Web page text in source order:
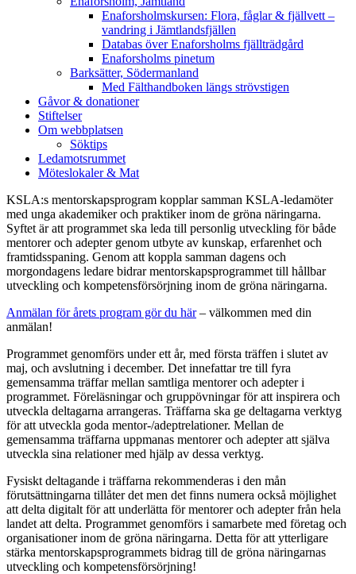
Enaforsholmskursen: Flora, fåglar & fjällvett –
vandring i Jämtlandsfjällen
Databas över Enaforsholms fjällträdgård
Enaforsholms pinetum
Barksätter, Södermanland
Med Fälthandboken längs strövstigen
Gåvor & donationer
Stiftelser
Om webbplatsen
Söktips
Ledamotsrummet
Möteslokaler & Mat
KSLA:s mentorskapsprogram kopplar samman KSLA-ledamöter
med unga akademiker och praktiker inom de gröna näringarna.
Syftet är att programmet ska leda till personlig utveckling för både
mentorer och adepter genom utbyte av kunskap, erfarenhet och
framtidsspaning. Genom att koppla samman dagens och
morgondagens ledare bidrar mentorskapsprogrammet till hållbar
utveckling och kompetensförsörjning inom de gröna näringarna.
Anmälan för årets program gör du här– välkommen med din
anmälan!
Programmet genomförs under ett år, med första träffen i slutet av
maj, och avslutning i december. Det innefattar tre till fyra
gemensamma träffar mellan samtliga mentorer och adepter i
programmet. Föreläsningar och gruppövningar för att inspirera och
utveckla deltagarna arrangeras. Träffarna ska ge deltagarna verktyg
för att utveckla goda mentor-/adeptrelationer. Mellan de
gemensamma träffarna uppmanas mentorer och adepter att själva
utveckla sina relationer med hjälp av dessa verktyg.
Fysiskt deltagande i träffarna rekommenderas i den mån
förutsättningarna tillåter det men det finns numera också möjlighet
att delta digitalt för att underlätta för mentorer och adepter från hela
landet att delta. Programmet genomförs i samarbete med företag och
organisationer inom de gröna näringarna. Detta för att ytterligare
stärka mentorskapsprogrammets bidrag till de gröna näringarnas
utveckling och kompetensförsörjning!